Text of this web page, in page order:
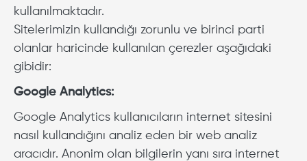
kullanılmaktadır.
Sitelerimizin kullandığı zorunlu ve birinci parti
olanlar haricinde kullanılan çerezler aşağıdaki
gibidir:
Google Analytics:
Google Analytics kullanıcıların internet sitesini
nasıl kullandığını analiz eden bir web analiz
aracıdır. Anonim olan bilgilerin yanı sıra internet